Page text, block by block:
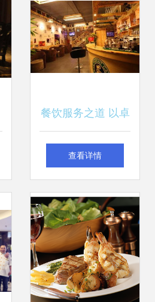
变革
餐饮服务之道 以卓
越体验构筑顾客粘
查看详情